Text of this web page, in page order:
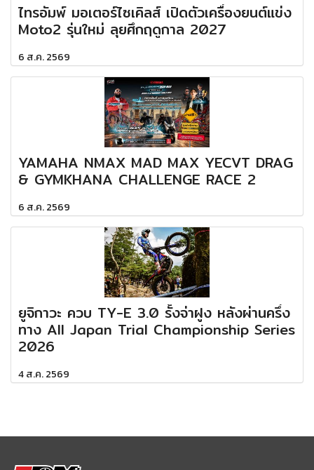
ไทรอัมพ์ มอเตอร์ไซเคิลส์ เปิดตัวเครื่องยนต์แข่ง
Moto2 รุ่นใหม่ ลุยศึกฤดูกาล 2027
6 ส.ค. 2569
YAMAHA NMAX MAD MAX YECVT DRAG
& GYMKHANA CHALLENGE RACE 2
6 ส.ค. 2569
ยูจิกาวะ ควบ TY-E 3.0 รั้งจ่าฝูง หลังผ่านครึ่ง
ทาง All Japan Trial Championship Series
2026
4 ส.ค. 2569